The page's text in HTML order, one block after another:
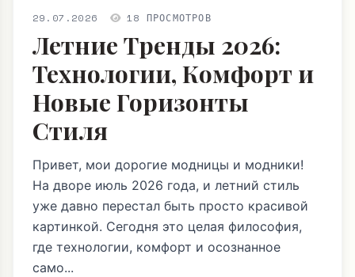
29.07.2026 18 ПРОСМОТРОВ
Летние Тренды 2026:
Технологии, Комфорт и
Новые Горизонты
Стиля
Привет, мои дорогие модницы и модники!
На дворе июль 2026 года, и летний стиль
уже давно перестал быть просто красивой
картинкой. Сегодня это целая философия,
где технологии, комфорт и осознанное
само...